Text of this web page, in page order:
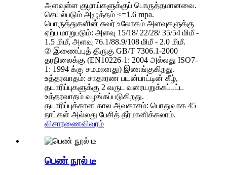
அளவுள்ள குழாய்களுக்குப் பொருத்தமானவை.
செயல்படும் அழுத்தம் <=1.6 mpa.
பொருத்துகளின் சுவர் உலோகம் அளவுகளுக்கு
ஏற்ப மாறுபடும்: அளவு 15/18/ 22/28/ 35/54 மிமீ -
1.5 மிமீ, அளவு 76.1/88.9/108 மிமீ - 2.0 மிமீ.
② இணைப்புத் திருகு GB/T 7306.1-2000
தரநிலைக்கு (EN10226-1: 2004 அல்லது ISO7-
1: 1994 க்கு சமமானது) இணங்குகிறது.
உத்தரவாதம்: சாதாரண பயன்பாட்டின் கீழ்,
தயாரிப்புகளுக்கு 2 வருட வரையறுக்கப்பட்ட
உத்தரவாதம் வழங்கப்படுகிறது.
தயாரிப்புக்கான கால அவகாசம்: பொதுவாக 45
நாட்கள் அல்லது பேசித் தீர்மானிக்கலாம்.
விசாரணைவிவரம்
பெண் நூல் டீ